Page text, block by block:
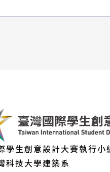
學生創意設計大賽執行小
科技大學建築系